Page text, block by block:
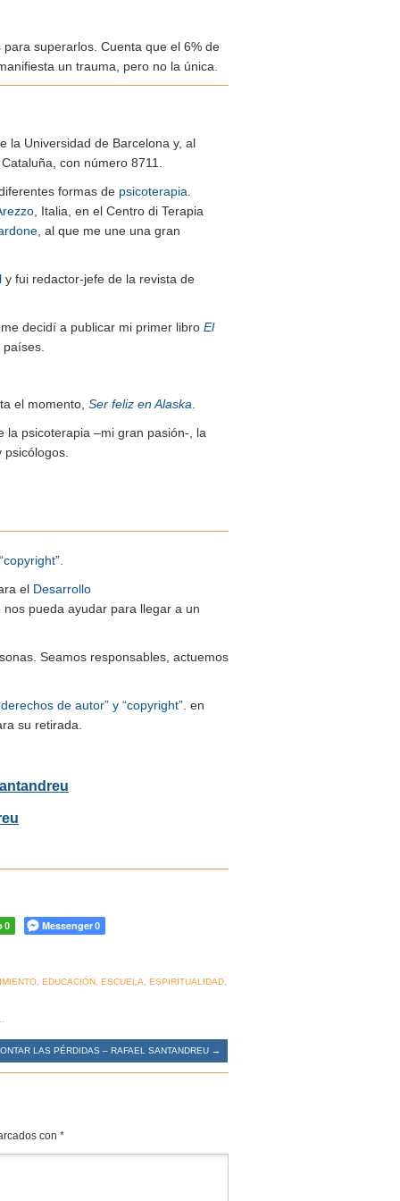
superarlos. Cuenta que el 6% de
un trauma, pero no la única.
la Universidad de Barcelona y, al
con número 8711.
formas de psicoterapia
, Italia, en el Centro di Terapia
, al que me une una gran
y fui redactor-jefe de la revista de
decidí a publicar mi primer libro El
el momento, Ser feliz en Alaska
la psicoterapia –mi gran pasión-, la
el Desarrollo
pueda ayudar para llegar a un
Seamos responsables, actuemos
de autor” y “copyright”. en
su retirada.
0 Messenger0
EDUCACIÓN ESCUELA ESPIRITUALIDAD
LAS PÉRDIDAS – RAFAEL SANTANDREU →
con *